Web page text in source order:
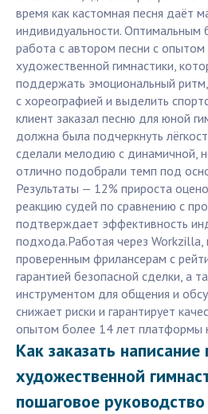
время как кастомная песня даёт
индивидуальности. Оптимальным
работа с автором песни с опытом
художественной гимнастики,
поддержать эмоциональный
с хореографией и выделить
клиент заказал песню для юной
должна была подчеркнуть
сделали мелодию с динамичной,
отлично подобрали темп под
Результаты — 12% прироста
реакцию судей по сравнению с
подтверждает эффективность
подхода.Работая через Workzilla,
проверенным фрилансерам с
гарантией безопасной сделки, а
инструментом для общения и
снижает риски и гарантирует
опытом более 14 лет платформы
Как заказать написание
художественной
пошаговое